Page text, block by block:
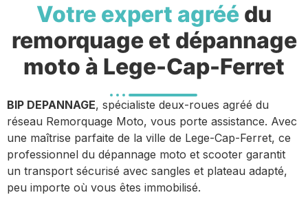
Votre expert agréé du
remorquage et dépannage
moto à Lege-Cap-Ferret
BIP DEPANNAGE, spécialiste deux-roues agréé du
réseau Remorquage Moto, vous porte assistance. Avec
une maîtrise parfaite de la ville de Lege-Cap-Ferret, ce
professionnel du dépannage moto et scooter garantit
un transport sécurisé avec sangles et plateau adapté,
peu importe où vous êtes immobilisé.